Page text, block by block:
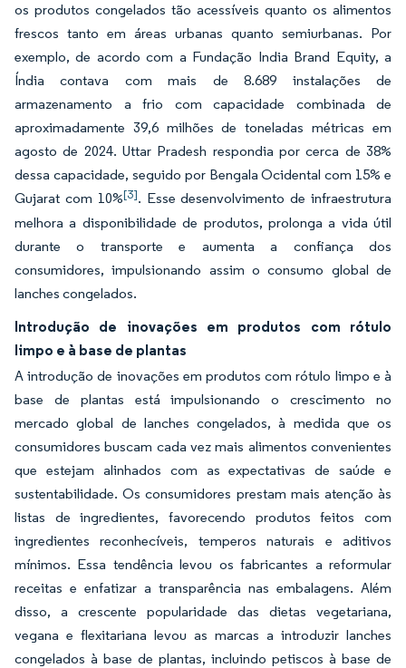
os produtos congelados tão acessíveis quanto os alimentos
frescos tanto em áreas urbanas quanto semiurbanas. Por
exemplo, de acordo com a Fundação India Brand Equity, a
Índia contava com mais de 8.689 instalações de
armazenamento a frio com capacidade combinada de
aproximadamente 39,6 milhões de toneladas métricas em
agosto de 2024. Uttar Pradesh respondia por cerca de 38%
dessa capacidade, seguido por Bengala Ocidental com 15% e
Gujarat com 10%[3]. Esse desenvolvimento de infraestrutura
melhora a disponibilidade de produtos, prolonga a vida útil
durante o transporte e aumenta a confiança dos
consumidores, impulsionando assim o consumo global de
lanches congelados.
Introdução de inovações em produtos com rótulo
limpo e à base de plantas
A introdução de inovações em produtos com rótulo limpo e à
base de plantas está impulsionando o crescimento no
mercado global de lanches congelados, à medida que os
consumidores buscam cada vez mais alimentos convenientes
que estejam alinhados com as expectativas de saúde e
sustentabilidade. Os consumidores prestam mais atenção às
listas de ingredientes, favorecendo produtos feitos com
ingredientes reconhecíveis, temperos naturais e aditivos
mínimos. Essa tendência levou os fabricantes a reformular
receitas e enfatizar a transparência nas embalagens. Além
disso, a crescente popularidade das dietas vegetariana,
vegana e flexitariana levou as marcas a introduzir lanches
congelados à base de plantas, incluindo petiscos à base de